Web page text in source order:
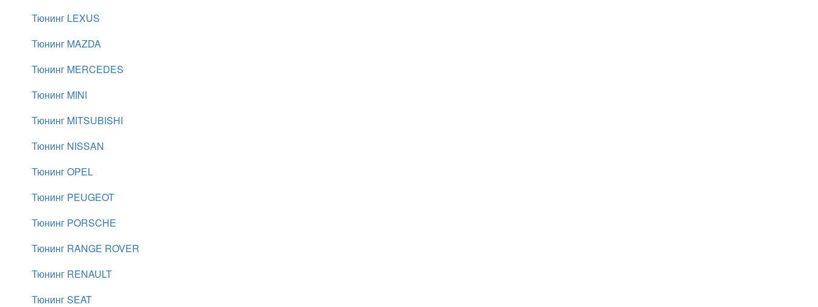
Тюнинг LEXUS
Тюнинг MAZDA
Тюнинг MERCEDES
Тюнинг MINI
Тюнинг MITSUBISHI
Тюнинг NISSAN
Тюнинг OPEL
Тюнинг PEUGEOT
Тюнинг PORSCHE
Тюнинг RANGE ROVER
Тюнинг RENAULT
Тюнинг SEAT